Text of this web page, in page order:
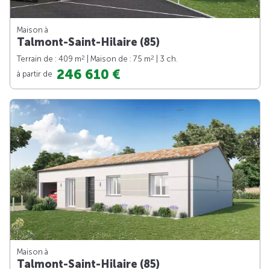
Maison à
Talmont-Saint-Hilaire (85)
Terrain de : 409 m2 | Maison de : 75 m2
| 3 ch.
à partir de 246 610 €
Maison à
Talmont-Saint-Hilaire (85)